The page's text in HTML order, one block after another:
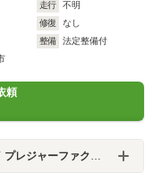
走行
不明
修復
なし
整備
法定整備付
頼
ャーファクトリー